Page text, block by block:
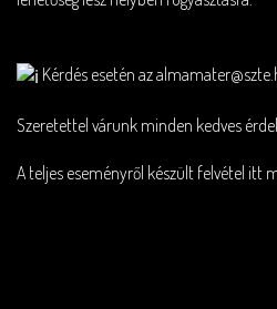
Kérdés esetén az
Szeretettel várunk minden kedves
A teljes eseményről készült felvétel itt